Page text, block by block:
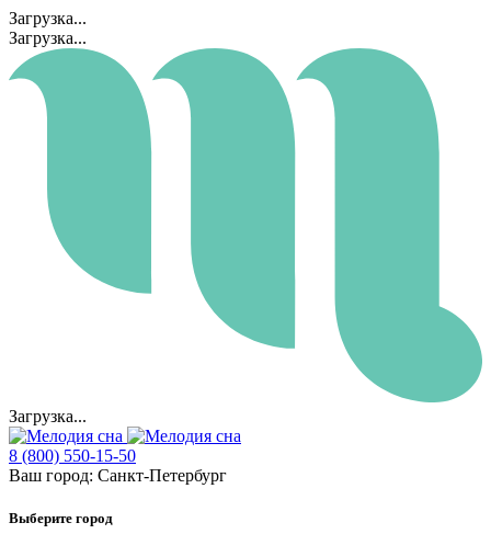
Загрузка...
Загрузка...
Загрузка...
8 (800) 550-15-50
Ваш город: Санкт-Петербург
Выберите город